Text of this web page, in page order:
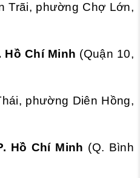
Trãi, phường Chợ Lớn,
Hồ Chí Minh (Quận 10,
phường Diên Hồng,
Hồ Chí Minh (Q. Bình